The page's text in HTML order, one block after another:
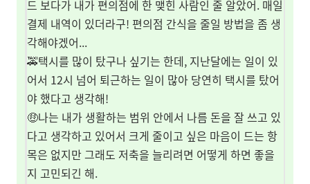
드 보다가 내가 편의점에 한 맺힌 사람인 줄 알았어. 매일
결제 내역이 있더라구! 편의점 간식을 줄일 방법을 좀 생
각해야겠어...
🚕택시를 많이 탔구나 싶기는 한데, 지난달에는 일이 있
어서 12시 넘어 퇴근하는 일이 많아 당연히 택시를 탔어
야 했다고 생각해!
🤑나는 내가 생활하는 범위 안에서 나름 돈을 잘 쓰고 있
다고 생각하고 있어서 크게 줄이고 싶은 마음이 드는 항
목은 없지만 그래도 저축을 늘리려면 어떻게 하면 좋을
지 고민되긴 해.